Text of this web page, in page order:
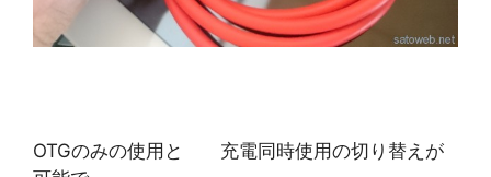
OTGのみの使用と 充電同時使用の切り替えが